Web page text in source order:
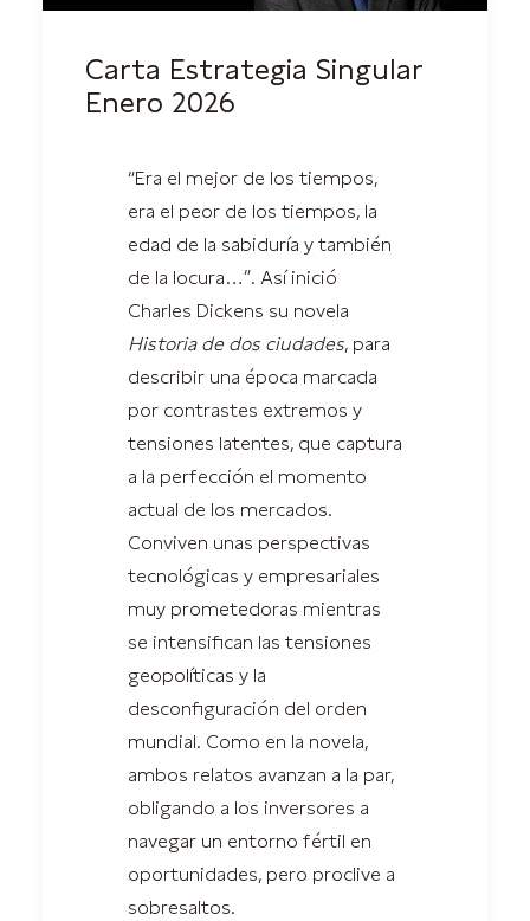
Carta Estrategia Singular
Enero 2026
“Era el mejor de los tiempos,
era el peor de los tiempos, la
edad de la sabiduría y también
de la locura…”. Así inició
Charles Dickens su novela
Historia de dos ciudades, para
describir una época marcada
por contrastes extremos y
tensiones latentes, que captura
a la perfección el momento
actual de los mercados.
Conviven unas perspectivas
tecnológicas y empresariales
muy prometedoras mientras
se intensifican las tensiones
geopolíticas y la
desconfiguración del orden
mundial. Como en la novela,
ambos relatos avanzan a la par,
obligando a los inversores a
navegar un entorno fértil en
oportunidades, pero proclive a
sobresaltos.